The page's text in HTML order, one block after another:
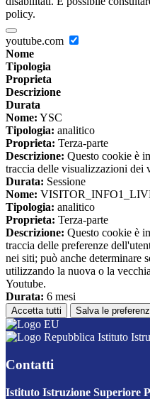
policy.
youtube.com
Nome
Tipologia
Proprieta
Descrizione
Durata
Nome: YSC
Tipologia: analitico
Proprieta: Terza-parte
Descrizione: Questo cookie è
traccia delle visualizzazioni dei
Durata: Sessione
Nome:
Tipologia: analitico
Proprieta: Terza-parte
Descrizione: Questo cookie è
traccia delle preferenze
nei siti; può anche determinare
utilizzando la nuova o la
Youtube.
Durata: 6 mesi
Accetta tutti Salva le
Istituto
Contatti
Istituto Istruzione Superiore